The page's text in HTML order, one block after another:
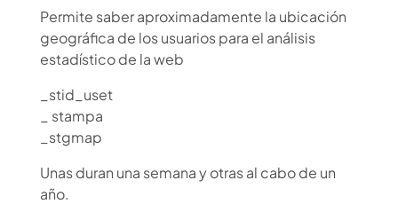
Permite saber aproximadamente la ubicación
geográfica de los usuarios para el análisis
estadístico de la web
_stid_uset
_ stampa
_stgmap
Unas duran una semana y otras al cabo de un
año.